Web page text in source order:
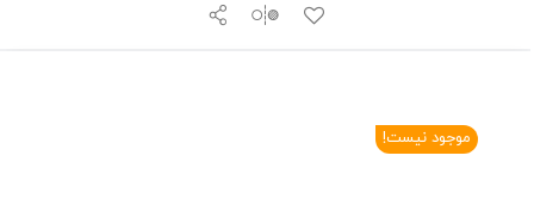
موجود نیست!